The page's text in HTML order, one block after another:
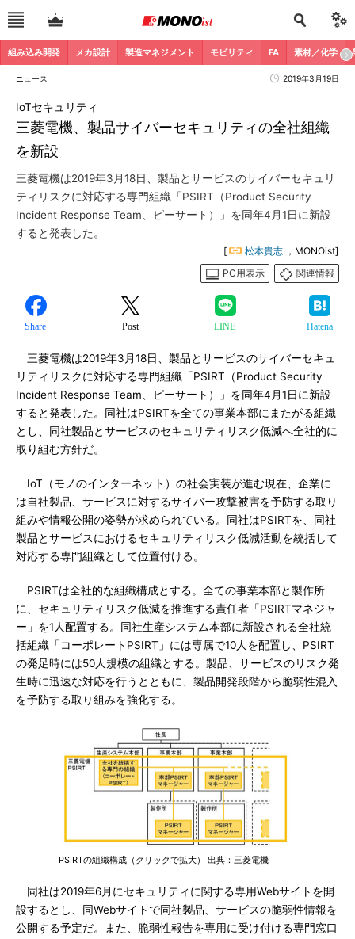
組み込み開発 メカ設計 製造マネジメント モビリティ FA 素材／化学
ニュース 2019年3月19日
三菱電機、製品サイバーセキュリティの全社組織
を新設
IoTセキュリティ
三菱電機は2019年3月18日、製品とサービスのサイバーセキュリ
ティリスクに対応する専門組織「PSIRT（Product Security
Incident Response Team、ピーサート）」を同年4月1日に新設
すると発表した。
[ 松本貴志 ，MONOist]
PC用表示
関連情報
Share Post LINE Hatena
三菱電機は2019年3月18日、製品とサービスのサイバーセキュ
リティリスクに対応する専門組織「PSIRT（Product Security
Incident Response Team、ピーサート）」を同年4月1日に新設
すると発表した。同社はPSIRTを全ての事業本部にまたがる組織
とし、同社製品とサービスのセキュリティリスク低減へ全社的に
取り組む方針だ。
IoT（モノのインターネット）の社会実装が進む現在、企業に
は自社製品、サービスに対するサイバー攻撃被害を予防する取り
組みや情報公開の姿勢が求められている。同社はPSIRTを、同社
製品とサービスにおけるセキュリティリスク低減活動を統括して
対応する専門組織として位置付ける。
PSIRTは全社的な組織構成とする。全ての事業本部と製作所
に、セキュリティリスク低減を推進する責任者「PSIRTマネジャ
ー」を1人配置する。同社生産システム本部に新設される全社統
括組織「コーポレートPSIRT」には専属で10人を配置し、PSIRT
の発足時には50人規模の組織とする。製品、サービスのリスク発
生時に迅速な対応を行うとともに、製品開発段階から脆弱性混入
を予防する取り組みを強化する。
PSIRTの組織構成（クリックで拡大） 出典：三菱電機
同社は2019年6月にセキュリティに関する専用Webサイトを開
設するとし、同Webサイトで同社製品、サービスの脆弱性情報を
公開する予定だ。また、脆弱性報告を専用に受け付ける専門窓口